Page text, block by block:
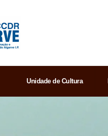
Unidade de Cultura